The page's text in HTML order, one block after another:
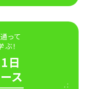
って
！
日
ス